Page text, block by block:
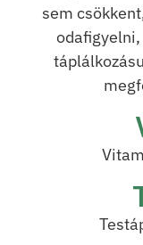
sem